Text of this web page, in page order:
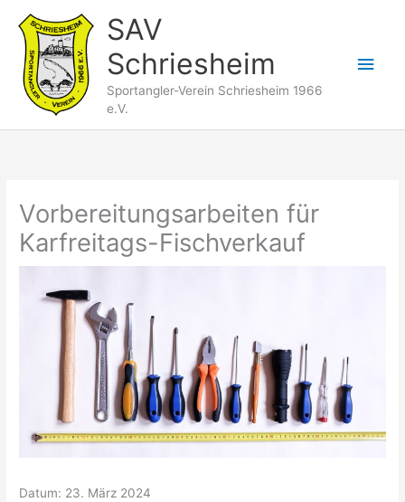
Inhalt
springen
SAV
Schriesheim
Sportangler-Verein Schriesheim 1966
e.V.
Vorbereitungsarbeiten für
Karfreitags-Fischverkauf
Datum: 23. März 2024